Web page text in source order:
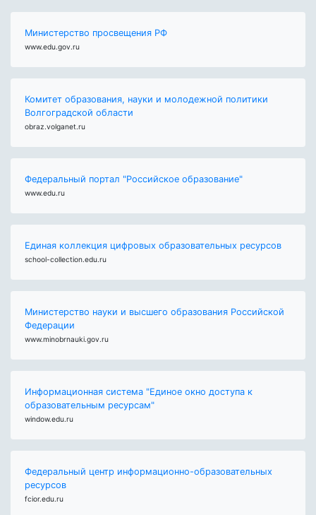
Министерство просвещения РФ
www.edu.gov.ru
Комитет образования, науки и молодежной политики
Волгоградской области
obraz.volganet.ru
Федеральный портал "Российское образование"
www.edu.ru
Единая коллекция цифровых образовательных ресурсов
school-collection.edu.ru
Министерство науки и высшего образования Российской
Федерации
www.minobrnauki.gov.ru
Информационная система "Единое окно доступа к
образовательным ресурсам"
window.edu.ru
Федеральный центр информационно-образовательных
ресурсов
fcior.edu.ru